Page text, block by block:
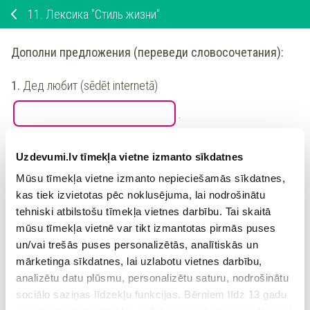
Uzdevumi.lv tīmekļa vietne izmanto sīkdatnes
Mūsu tīmekļa vietne izmanto nepieciešamās sīkdatnes,
kas tiek izvietotas pēc noklusējuma, lai nodrošinātu
tehniski atbilstošu tīmekļa vietnes darbību. Tai skaitā
mūsu tīmekļa vietnē var tikt izmantotas pirmās puses
un/vai trešās puses personalizētās, analītiskās un
mārketinga sīkdatnes, lai uzlabotu vietnes darbību,
analizētu datu plūsmu, personalizētu saturu, nodrošinātu
sociālo saziņas līdzekļu funkcijas. Bērniem līdz 13 gadu
11. Лексика "Стиль жизни"
Дополни предложения (переведи словосочетания):
1. Дед любит (sēdēt internetā)
2. Катялюбит(braukt ar velosipēdu)
.
3. У наших соседей ( īpašs)
стиль
жизни.